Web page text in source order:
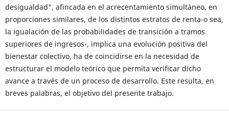
desigualdad", afincada en el acrecentamiento simultáneo, en
proporciones similares, de los distintos estratos de renta-o sea,
la igualación de las probabilidades de transición a tramos
superiores de ingresos-, implica una evolución positiva del
bienestar colectivo, ha de coincidirse en la necesidad de
estructurar el modelo teórico que permita verificar dicho
avance a través de un proceso de desarrollo. Este resulta, en
breves palabras, el objetivo del presente trabajo.